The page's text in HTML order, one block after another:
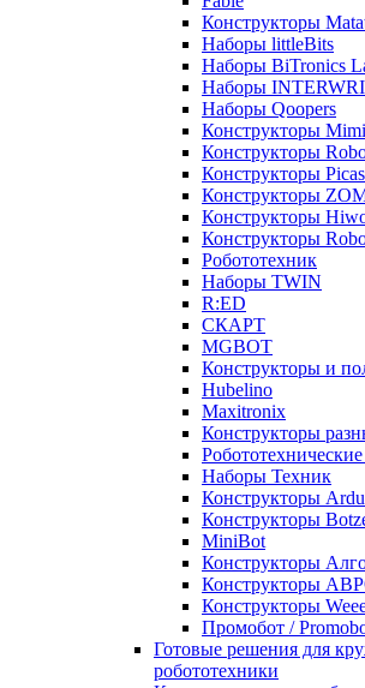
Конструкторы
Наборы littleBits
Наборы BiTronics
Наборы
Наборы Qoopers
Конструкторы
Конструкторы
Конструкторы
Конструкторы
Конструкторы
Конструкторы
Робототехник
Наборы TWIN
R:ED
СКАРТ
MGBOT
Конструкторы и
Hubelino
Maxitronix
Конструкторы
Наборы Техник
Конструкторы
Конструкторы
MiniBot
Конструкторы
Конструкторы
Конструкторы
Промобот /
Готовые решения для
робототехники